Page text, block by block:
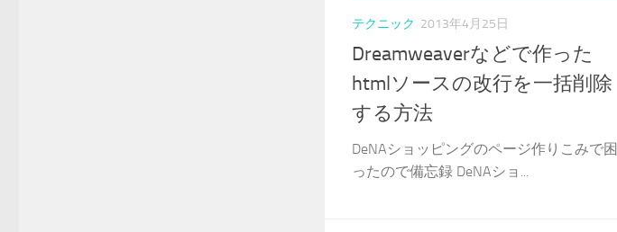
テクニック 2013年4月25日
Dreamweaverなどで作った
htmlソースの改行を一括削除
する方法
DeNAショッピングのページ作りこみで困
ったので備忘録 DeNAショ...